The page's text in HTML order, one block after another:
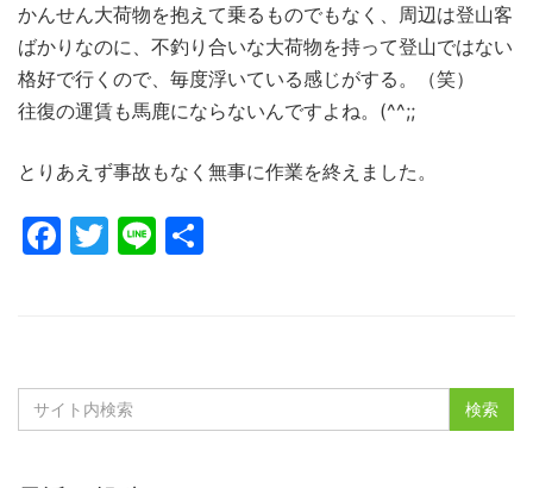
かんせん大荷物を抱えて乗るものでもなく、周辺は登山客
ばかりなのに、不釣り合いな大荷物を持って登山ではない
格好で行くので、毎度浮いている感じがする。（笑）
往復の運賃も馬鹿にならないんですよね。(^^;;
とりあえず事故もなく無事に作業を終えました。
Facebook
Twitter
Line